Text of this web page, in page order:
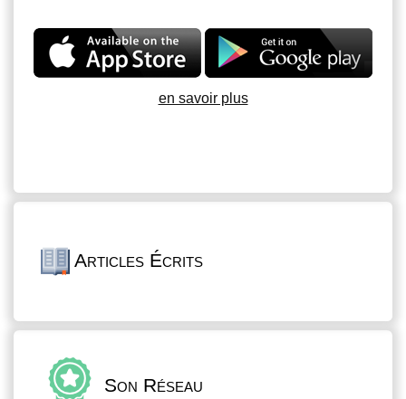
en savoir plus
Articles Écrits
Son Réseau